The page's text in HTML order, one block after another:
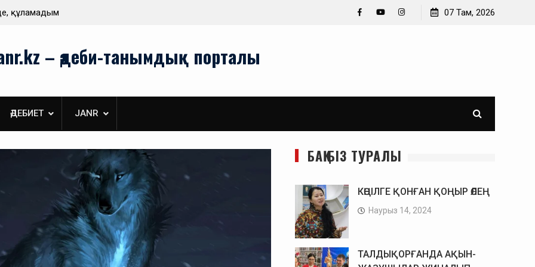
Өз-өзімнен кеше қатты кейідім. Әйгерім Тұрлықожа
07 Там, 2026
– әдеби-танымдық порталы
ӘДЕБИЕТ JANR
БАҚ БІЗ ТУРАЛЫ
КӨҢІЛГЕ ҚОНҒАН ҚОҢЫР ӨЛЕҢ
Наурыз 14, 2024
ТАЛДЫҚОРҒАНДА АҚЫН-